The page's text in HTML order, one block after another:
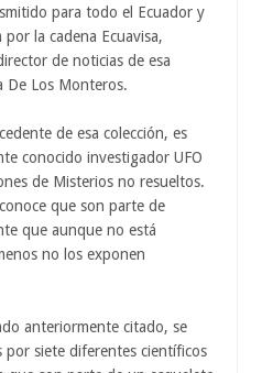
para todo el Ecuador y
la cadena Ecuavisa,
de noticias de esa
De Los Monteros.
de esa colección, es
conocido investigador UFO
de Misterios no resueltos.
que son parte de
que aunque no está
no los exponen
anteriormente citado, se
siete diferentes científicos